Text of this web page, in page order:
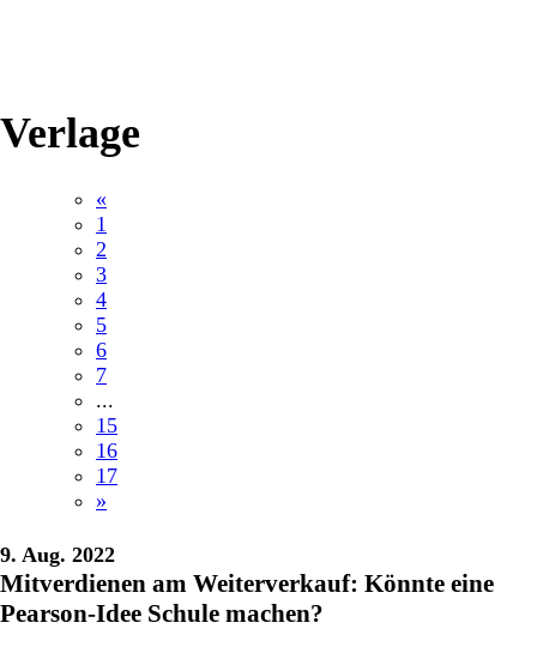
Verlage
«
1
2
3
4
5
6
7
...
15
16
17
»
9. Aug. 2022
Mitverdienen am Weiterverkauf: Könnte eine
Pearson-Idee Schule machen?